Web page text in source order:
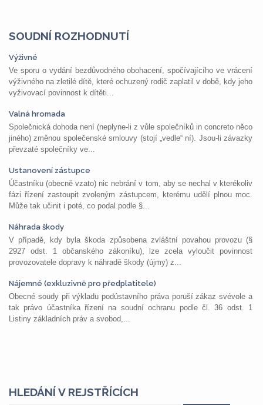
SOUDNÍ ROZHODNUTÍ
Výživné
Ve sporu o vydání bezdůvodného obohacení, spočívajícího ve vrácení
výživného na zletilé dítě, které ochuzený rodič zaplatil v době, kdy jeho
vyživovací povinnost k dítěti...
Valná hromada
Společnická dohoda není (neplyne-li z vůle společníků in concreto něco
jiného) změnou společenské smlouvy (stojí „vedle“ ní). Jsou-li závazky
převzaté společníky ve...
Ustanovení zástupce
Účastníku (obecně vzato) nic nebrání v tom, aby se nechal v kterékoliv
fázi řízení zastoupit zvoleným zástupcem, kterému udělí plnou moc.
Může tak učinit i poté, co podal podle §...
Náhrada škody
V případě, kdy byla škoda způsobena zvláštní povahou provozu (§
2927 odst. 1 občanského zákoníku), lze zcela vyloučit povinnost
provozovatele dopravy k náhradě škody (újmy) z...
Nájemné (exkluzivně pro předplatitele)
Obecné soudy při výkladu podústavního práva poruší zákaz svévole a
tak právo účastníka řízení na soudní ochranu podle čl. 36 odst. 1
Listiny základních práv a svobod,...
HLEDÁNÍ V REJSTŘÍCÍCH